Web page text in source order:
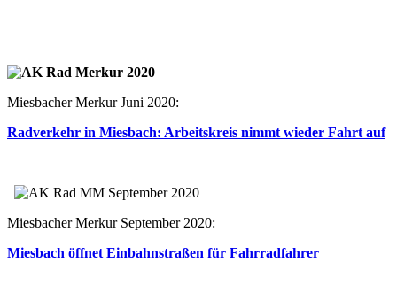
Miesbacher Merkur Juni 2020:
Radverkehr in Miesbach: Arbeitskreis nimmt wieder Fahrt auf
Miesbacher Merkur September 2020:
Miesbach öffnet Einbahnstraßen für Fahrradfahrer